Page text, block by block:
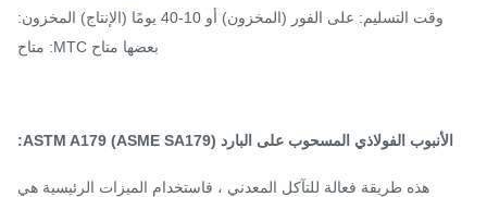
وقت التسليم: على الفور (المخزون) أو 10-40 يومًا (الإنتاج) المخزون:
بعضها متاح MTC: متاح
الأنبوب الفولاذي المسحوب على البارد ASTM A179 (ASME SA179):
هذه طريقة فعالة للتآكل المعدني ، فاستخدام الميزات الرئيسية هي